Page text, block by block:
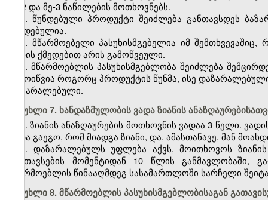
მე-2 და მე-3 ნაწილების მოთხოვნებს.
6. წუნდებული პროდუქტი შეიძლება განთავსდეს
წუნდებულია.
7. მწარმოებელი პასუხისმგებელია იმ
პირის ქმედებით არის გამოწვეული.
8. მწარმოებლის პასუხისმგებლობა შეიძლება
გამოიწვია როგორც პროდუქტის წუნმა, ისე
დაზარალებული.
მუხლი 7. ხანდაზმულობის ვადა ზიანის
1. ზიანის ანაზღაურების მოთხოვნის ვადაა 3 წელი.
უნდა გაეგო, რომ მიადგა ზიანი, და, ამასთანავე, მან
2. დაზარალებულს უფლება აქვს, მოითხოვოს ზიანის
განთავსების მომენტიდან 10 წლის
მწარმოებლის წინააღმდეგ სასამართლოში სარჩელი
მუხლი 8. მწარმოებლის პასუხისმგებლობისაგან